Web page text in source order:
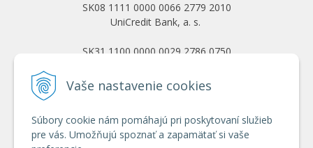
Vaše nastavenie cookies
Súbory cookie nám pomáhajú pri poskytovaní služieb
pre vás. Umožňujú spoznať a zapamätať si vaše
SK08 1111 0000 0066 2779 2010
UniCredit Bank, a. s.
SK31 1100 0000 0029 2786 0750
Obchodné podmienky
Ochrana osobných údajov